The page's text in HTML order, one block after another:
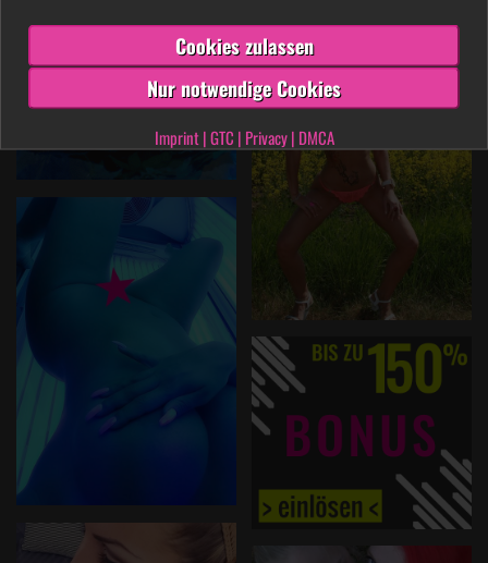
Cookies zulassen
Nur notwendige Cookies
Imprint|GTC | Privacy| DMCA